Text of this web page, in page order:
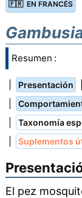
🇫🇷 EN FRANCÉS
Resumen :
Presentación
Taxonomía
Suplementos
El pez